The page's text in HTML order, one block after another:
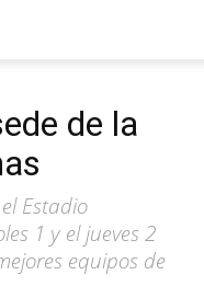
de la
Estadio
1 y el jueves 2
equipos de